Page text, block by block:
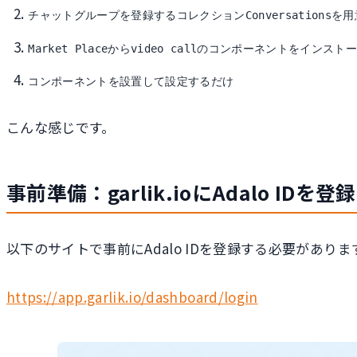
チャットグループを登録するコレクションConversationsを用
Market Placeからvideo callのコンポーネントをインスト
コンポーネントを設置して設定するだけ
こんな感じです。
事前準備：garlik.ioにAdalo IDを登録
以下のサイトで事前にAdalo IDを登録する必要がありま
https://app.garlik.io/dashboard/login